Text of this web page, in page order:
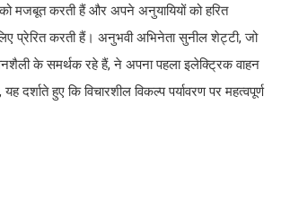
को मजबूत करती हैं और अपने अनुयायियों को हरित
प्रेरित करती हैं। अनुभवी अभिनेता सुनील शेट्टी, जो
के समर्थक रहे हैं, ने अपना पहला इलेक्ट्रिक वाहन
दर्शाते हुए कि विचारशील विकल्प पर्यावरण पर महत्वपूर्ण